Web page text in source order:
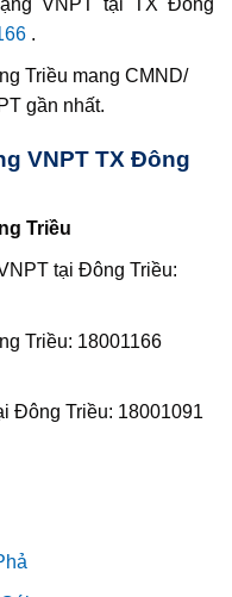
VNPT tại TX Đông
.
Triều mang CMND/
gần nhất.
VNPT TX Đông
Triều
tại Đông Triều:
Triều: 18001166
Đông Triều: 18001091